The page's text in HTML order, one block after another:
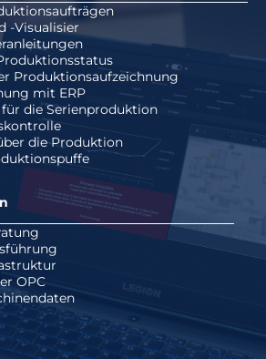
-Visualisier
Produktionsaufzeichnung
mit ERP
die Serienproduktion
die Produktion
OPC